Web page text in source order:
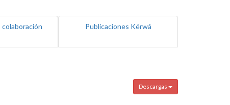
Publicaciones Kérwá
Descargas